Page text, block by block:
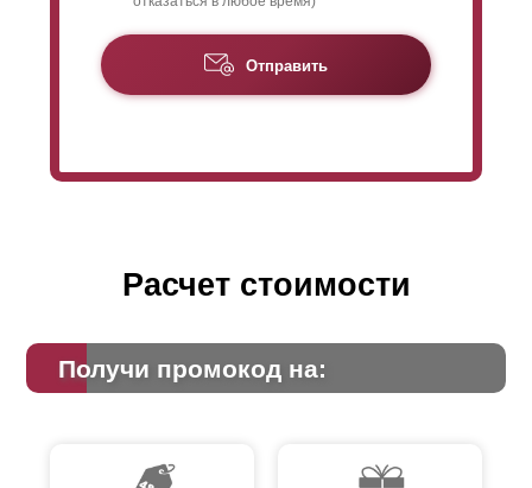
Отправить
Расчет стоимости
Получи промокод на: